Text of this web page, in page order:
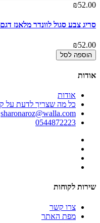
₪52.00
סריג צבע סגול לוונדר מלאנז
₪52.00
הוספה לסל
אודות
אודות
כל מה שצריך לדעת על
sharonaroz@walla.com
0544872223
שירות לקוחות
צרו קשר
מפת האתר